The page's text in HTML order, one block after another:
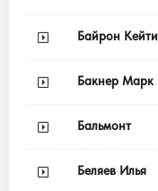
Байрон Кейти
Бакнер Марк
Бальмонт
Беляев Илья